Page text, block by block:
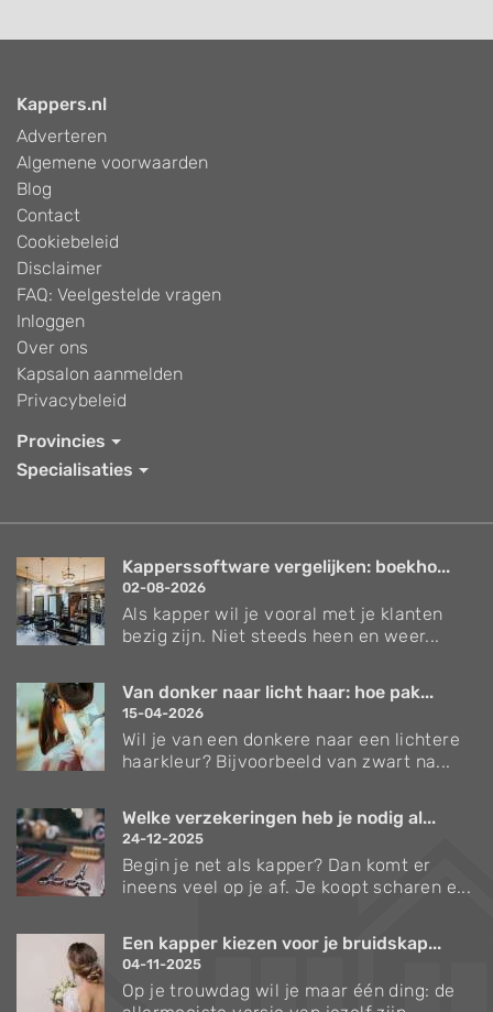
Kappers.nl
Adverteren
Algemene voorwaarden
Blog
Contact
Cookiebeleid
Disclaimer
FAQ: Veelgestelde vragen
Inloggen
Over ons
Kapsalon aanmelden
Privacybeleid
Provincies
Specialisaties
Kapperssoftware vergelijken: boekho...
02-08-2026
Als kapper wil je vooral met je klanten
bezig zijn. Niet steeds heen en weer...
Van donker naar licht haar: hoe pak...
15-04-2026
Wil je van een donkere naar een lichtere
haarkleur? Bijvoorbeeld van zwart na...
Welke verzekeringen heb je nodig al...
24-12-2025
Begin je net als kapper? Dan komt er
ineens veel op je af. Je koopt scharen e...
Een kapper kiezen voor je bruidskap...
04-11-2025
Op je trouwdag wil je maar één ding: de